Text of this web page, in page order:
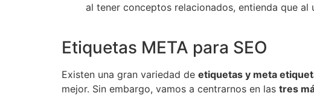
al tener conceptos relacionados, entienda que
Etiquetas META para SEO
Existen una gran variedad de etiquetas y meta
mejor. Sin embargo, vamos a centrarnos en las tres